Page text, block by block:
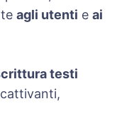
agli utenti e ai
testi